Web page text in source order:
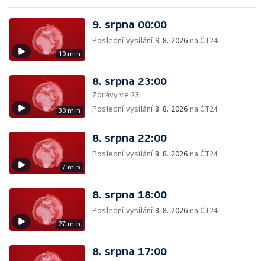
10 min
9. srpna 00:00
Poslední vysílání9. 8. 2026 na ČT24
30 min
8. srpna 23:00
Zprávy ve 23
Poslední vysílání8. 8. 2026 na ČT24
7 min
8. srpna 22:00
Poslední vysílání8. 8. 2026 na ČT24
27 min
8. srpna 18:00
Poslední vysílání8. 8. 2026 na ČT24
8. srpna 17:00